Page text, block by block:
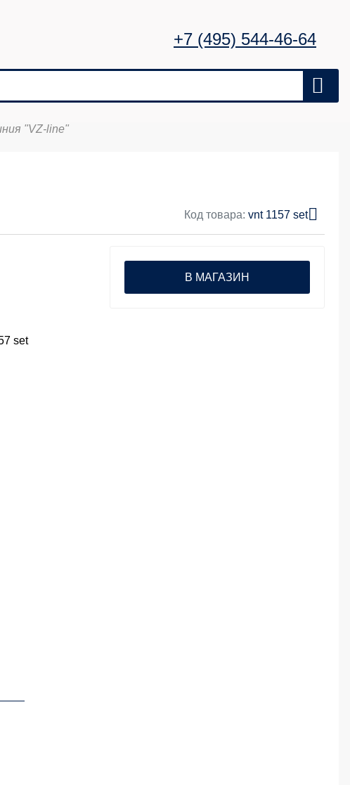
+7 (495) 544-46-64
"VZ-line"
Код товара: vnt 1157 set
set
В МАГАЗИН